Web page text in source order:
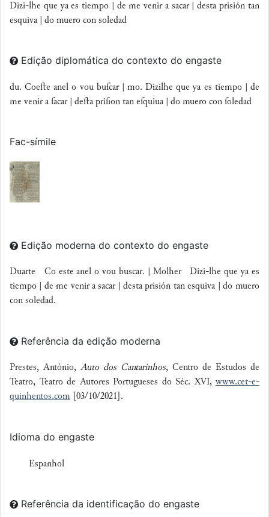
Dizi-lhe que ya es tiempo | de me venir a sacar | desta prisión tan
esquiva | do muero con soledad
Edição diplomática do contexto do engaste
du. Coeﬅe anel o vou buſcar | mo. Dizilhe que ya es tiempo | de
me venir a ſacar | deﬅa priſion tan eſquiua | do muero con ſoledad
Fac-símile
Edição moderna do contexto do engaste
Duarte Co este anel o vou buscar. | Molher Dizi-lhe que ya es
tiempo | de me venir a sacar | desta prisión tan esquiva | do muero
con soledad.
Referência da edição moderna
Prestes, António, Auto dos Cantarinhos, Centro de Estudos de
Teatro, Teatro de Autores Portugueses do Séc. XVI, www.cet-e-
quinhentos.com [03/10/2021].
Idioma do engaste
Espanhol
Referência da identificação do engaste